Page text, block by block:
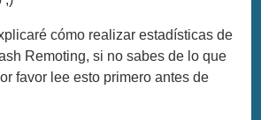
cómo realizar estadísticas de
Remoting, si no sabes de lo que
favor lee esto primero antes de